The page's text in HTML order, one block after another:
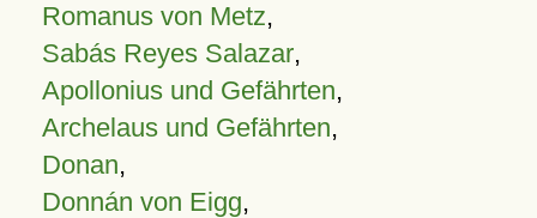
Romanus von Metz,
Sabás Reyes Salazar,
Apollonius und Gefährten,
Archelaus und Gefährten,
Donan,
Donnán von Eigg,